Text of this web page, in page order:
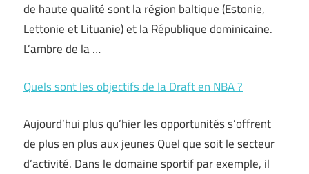
de haute qualité sont la région baltique (Estonie,
Lettonie et Lituanie) et la République dominicaine.
L’ambre de la …
Quels sont les objectifs de la Draft en NBA ?
Aujourd’hui plus qu’hier les opportunités s’offrent
de plus en plus aux jeunes Quel que soit le secteur
d’activité. Dans le domaine sportif par exemple, il